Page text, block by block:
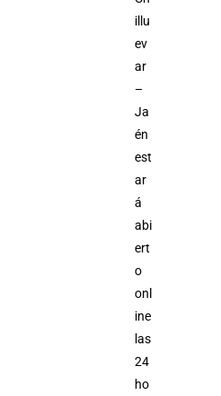
illu
ev
ar
–
Ja
én
est
ar
á
abi
ert
o
onl
ine
las
24
ho